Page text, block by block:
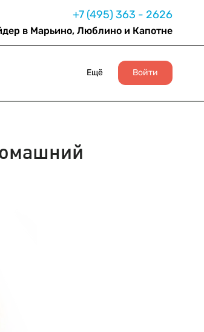
+7 (495) 363 - 2626
в Марьино, Люблино и Капотне
Ещё Войти